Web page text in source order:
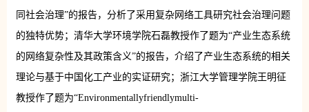
同社会治理”的报告，分析了采用复杂网络工具研究社会治理问题
的独特优势；清华大学环境学院石磊教授作了题为“产业生态系统
的网络复杂性及其政策含义”的报告，介绍了产业生态系统的相关
理论与基于中国化工产业的实证研究；浙江大学管理学院王明征
教授作了题为“Environmentallyfriendlymulti-